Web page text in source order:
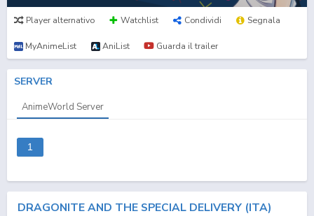
Player alternativo Watchlist Condividi Segnala
MyAnimeList AniList Guarda il trailer
SERVER
AnimeWorld Server
1
DRAGONITE AND THE SPECIAL DELIVERY (ITA)